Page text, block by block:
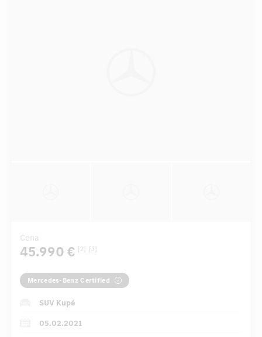
Cena
45.990 € [2] [3]
Mercedes-Benz Certified
SUV Kupé
05.02.2021